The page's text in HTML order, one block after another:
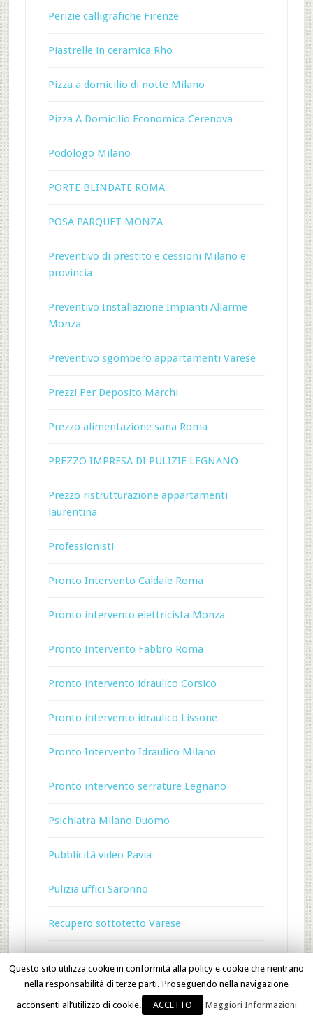
Perizie calligrafiche Firenze
Piastrelle in ceramica Rho
Pizza a domicilio di notte Milano
Pizza A Domicilio Economica Cerenova
Podologo Milano
PORTE BLINDATE ROMA
POSA PARQUET MONZA
Preventivo di prestito e cessioni Milano e
provincia
Preventivo Installazione Impianti Allarme
Monza
Preventivo sgombero appartamenti Varese
Prezzi Per Deposito Marchi
Prezzo alimentazione sana Roma
PREZZO IMPRESA DI PULIZIE LEGNANO
Prezzo ristrutturazione appartamenti
laurentina
Professionisti
Pronto Intervento Caldaie Roma
Pronto intervento elettricista Monza
Pronto Intervento Fabbro Roma
Pronto intervento idraulico Corsico
Pronto intervento idraulico Lissone
Pronto Intervento Idraulico Milano
Pronto intervento serrature Legnano
Psichiatra Milano Duomo
Pubblicità video Pavia
Pulizia uffici Saronno
Recupero sottotetto Varese
Ricambi caldaie Busto Arsizio
Ricarica bombole gpl Monza
Questo sito utilizza cookie in conformità alla policy e cookie che rientrano
nella responsabilità di terze parti. Proseguendo nella navigazione
acconsenti all’utilizzo di cookie.
ACCETTO Maggiori Informazioni